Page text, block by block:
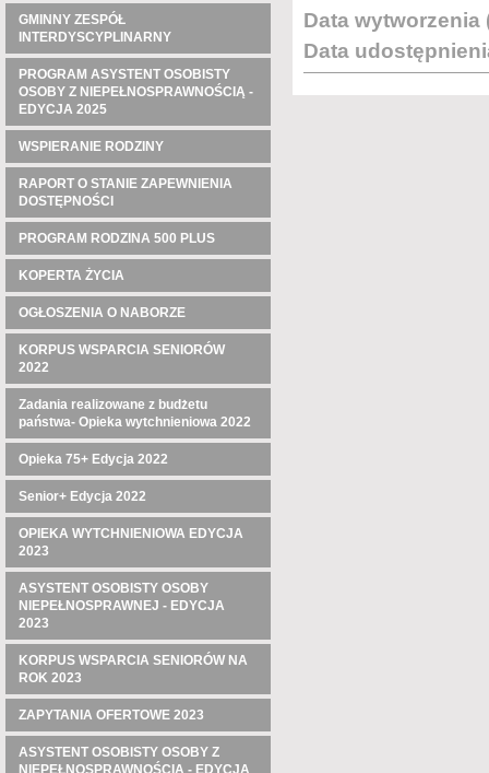
GMINNY ZESPÓŁ
INTERDYSCYPLINARNY
PROGRAM ASYSTENT OSOBISTY
OSOBY Z NIEPEŁNOSPRAWNOŚCIĄ -
EDYCJA 2025
WSPIERANIE RODZINY
RAPORT O STANIE ZAPEWNIENIA
DOSTĘPNOŚCI
PROGRAM RODZINA 500 PLUS
KOPERTA ŻYCIA
OGŁOSZENIA O NABORZE
KORPUS WSPARCIA SENIORÓW
2022
Zadania realizowane z budżetu
państwa- Opieka wytchnieniowa 2022
Opieka 75+ Edycja 2022
Senior+ Edycja 2022
OPIEKA WYTCHNIENIOWA EDYCJA
2023
ASYSTENT OSOBISTY OSOBY
NIEPEŁNOSPRAWNEJ - EDYCJA
2023
KORPUS WSPARCIA SENIORÓW NA
ROK 2023
ZAPYTANIA OFERTOWE 2023
ASYSTENT OSOBISTY OSOBY Z
NIEPEŁNOSPRAWNOŚCIĄ - EDYCJA
Data wytworzenia
Data